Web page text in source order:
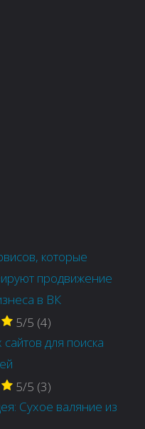
которые
продвижение
в ВК
5/5 (4)
для поиска
5/5 (3)
Сухое валяние из